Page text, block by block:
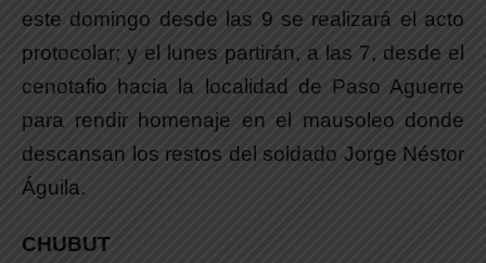
este domingo desde las 9 se realizará el acto
protocolar; y el lunes partirán, a las 7, desde el
cenotafio hacia la localidad de Paso Aguerre
para rendir homenaje en el mausoleo donde
descansan los restos del soldado Jorge Néstor
Águila.
CHUBUT